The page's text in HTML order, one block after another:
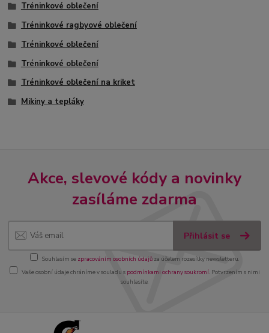
Tréninkové oblečení
Tréninkové ragbyové oblečení
Tréninkové oblečení
Tréninkové oblečení
Tréninkové oblečení na kriket
Mikiny a tepláky
Akce, slevové kódy a novinky
zasíláme zdarma
Přihlásit se
Souhlasím se zpracováním osobních údajůza účelem rozesílky newsletteru.
Vaše osobní údaje chráníme v souladu s podmínkami ochrany soukromí. Potvrzením s nimi
souhlasíte.